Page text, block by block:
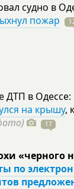
судно в
пожар
ДТП в Одессе:
на крышу,
17
«черного
по